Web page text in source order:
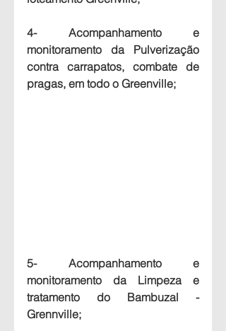
4- Acompanhamento e
monitoramento da Pulverização
contra carrapatos, combate de
pragas, em todo o Greenville;
5- Acompanhamento e
monitoramento da Limpeza e
tratamento do Bambuzal -
Grennville;